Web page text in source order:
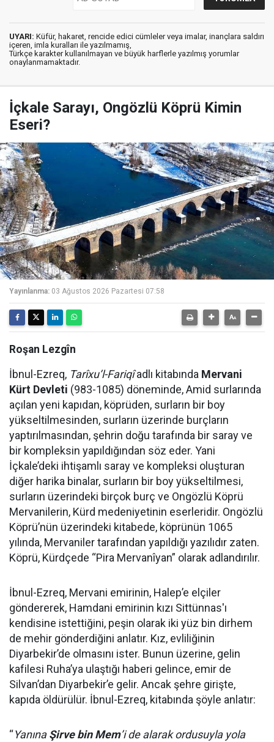
UYARI: Küfür, hakaret, rencide edici cümleler veya imalar, inançlara saldırı
içeren, imla kuralları ile yazılmamış,
Türkçe karakter kullanılmayan ve büyük harflerle yazılmış yorumlar
onaylanmamaktadır.
İçkale Sarayı, Ongözlü Köprü Kimin
Eseri?
Yayınlanma: 03 Ağustos 2026 Pazartesi 07:58
Roşan Lezgîn
İbnul-Ezreq, Tarîxu’l-Fariqîadlı kitabında Mervani
Kürt Devleti (983-1085) döneminde, Amid surlarında
açılan yeni kapıdan, köprüden, surların bir boy
yükseltilmesinden, surların üzerinde burçların
yaptırılmasından, şehrin doğu tarafında bir saray ve
bir kompleksin yapıldığından söz eder. Yani
İçkale’deki ihtişamlı saray ve kompleksi oluşturan
diğer harika binalar, surların bir boy yükseltilmesi,
surların üzerindeki birçok burç ve Ongözlü Köprü
Mervanilerin, Kürd medeniyetinin eserleridir. Ongözlü
Köprü’nün üzerindeki kitabede, köprünün 1065
yılında, Mervaniler tarafından yapıldığı yazılıdır zaten.
Köprü, Kürdçede “Pira Mervanîyan” olarak adlandırılır.
İbnul-Ezreq, Mervani emirinin, Halep’e elçiler
göndererek, Hamdani emirinin kızı Sittünnas'ı
kendisine istettiğini, peşin olarak iki yüz bin dirhem
de mehir gönderdiğini anlatır. Kız, evliliğinin
Diyarbekir’de olmasını ister. Bunun üzerine, gelin
kafilesi Ruha’ya ulaştığı haberi gelince, emir de
Silvan’dan Diyarbekir’e gelir. Ancak şehre girişte,
kapıda öldürülür. İbnul-Ezreq, kitabında şöyle anlatır:
“YanınaŞirve bin Mem’i de alarak ordusuyla yola